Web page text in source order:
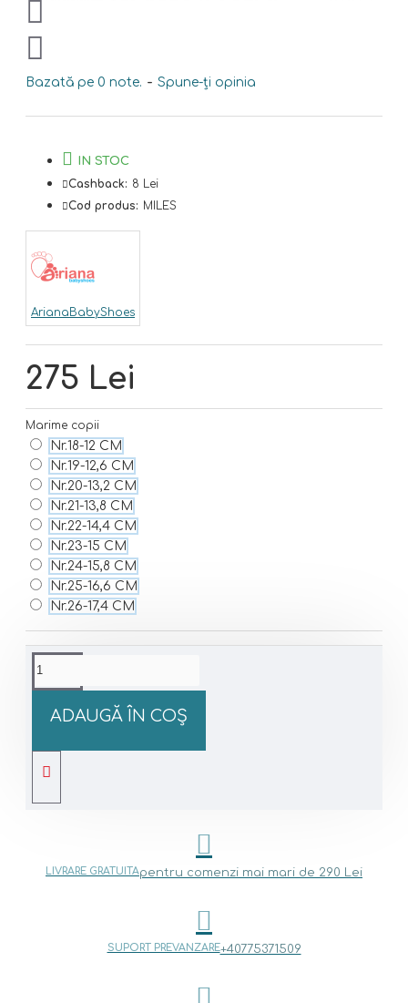
Bazată pe 0 note. - Spune-ţi opinia
275 Lei
IN STOC
Cashback: 8 Lei
Cod produs: MILES
ArianaBabyShoes
Marime copii
Nr.18-12 CM
Nr.19-12,6 CM
Nr.20-13,2 CM
Nr.21-13,8 CM
Nr.22-14,4 CM
Nr.23-15 CM
Nr.24-15,8 CM
Nr.25-16,6 CM
Nr.26-17,4 CM
ADAUGĂ ÎN COŞ
LIVRARE GRATUITApentru comenzi mai mari de 290 Lei
SUPORT PREVANZARE+40775371509